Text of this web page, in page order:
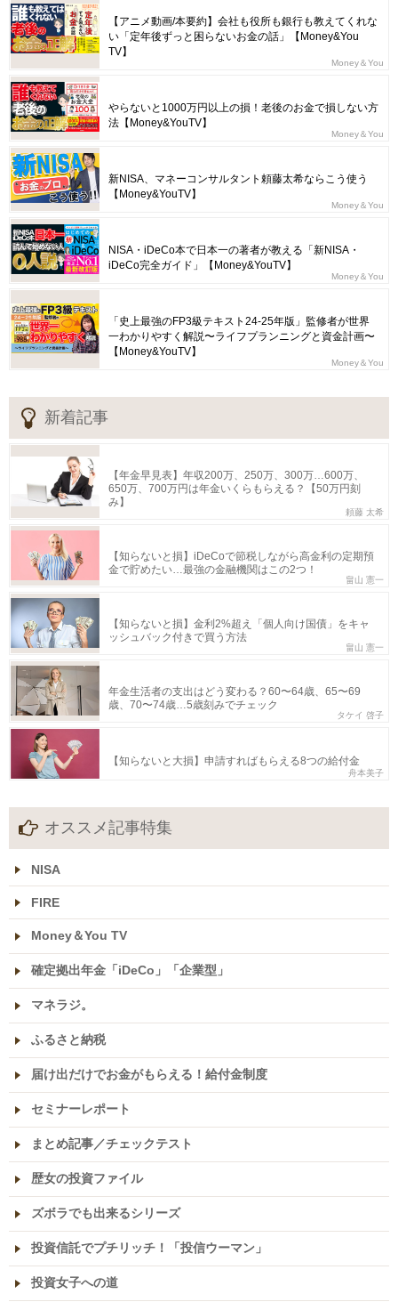
【アニメ動画/本要約】会社も役所も銀行も教えてくれな
い「定年後ずっと困らないお金の話」【Money&You
TV】
Money＆You
やらないと1000万円以上の損！老後のお金で損しない方
法【Money&YouTV】
Money＆You
新NISA、マネーコンサルタント頼藤太希ならこう使う
【Money&YouTV】
Money＆You
NISA・iDeCo本で日本一の著者が教える「新NISA・
iDeCo完全ガイド」【Money&YouTV】
Money＆You
「史上最強のFP3級テキスト24-25年版」監修者が世界
一わかりやすく解説〜ライフプランニングと資金計画〜
【Money&YouTV】
Money＆You
新着記事
【年金早見表】年収200万、250万、300万…600万、
650万、700万円は年金いくらもらえる？【50万円刻
み】
頼藤 太希
【知らないと損】iDeCoで節税しながら高金利の定期預
金で貯めたい…最強の金融機関はこの2つ！
畠山 憲一
【知らないと損】金利2%超え「個人向け国債」をキャ
ッシュバック付きで買う方法
畠山 憲一
年金生活者の支出はどう変わる？60〜64歳、65〜69
歳、70〜74歳…5歳刻みでチェック
タケイ 啓子
【知らないと大損】申請すればもらえる8つの給付金
舟本美子
オススメ記事特集
NISA
FIRE
Money＆You TV
確定拠出年金「iDeCo」「企業型」
マネラジ。
ふるさと納税
届け出だけでお金がもらえる！給付金制度
セミナーレポート
まとめ記事／チェックテスト
歴女の投資ファイル
ズボラでも出来るシリーズ
投資信託でプチリッチ！「投信ウーマン」
投資女子への道